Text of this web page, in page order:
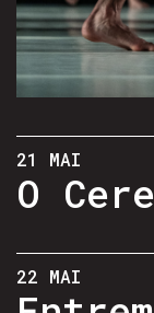
21 MAI
O
22 MAI